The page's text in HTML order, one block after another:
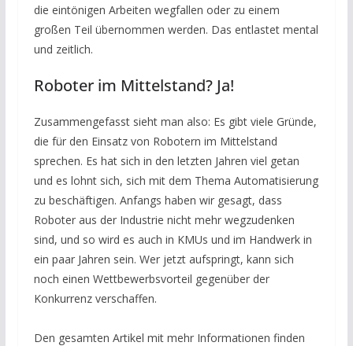
die eintönigen Arbeiten wegfallen oder zu einem
großen Teil übernommen werden. Das entlastet mental
und zeitlich.
Roboter im Mittelstand? Ja!
Zusammengefasst sieht man also: Es gibt viele Gründe,
die für den Einsatz von Robotern im Mittelstand
sprechen. Es hat sich in den letzten Jahren viel getan
und es lohnt sich, sich mit dem Thema Automatisierung
zu beschäftigen. Anfangs haben wir gesagt, dass
Roboter aus der Industrie nicht mehr wegzudenken
sind, und so wird es auch in KMUs und im Handwerk in
ein paar Jahren sein. Wer jetzt aufspringt, kann sich
noch einen Wettbewerbsvorteil gegenüber der
Konkurrenz verschaffen.
Den gesamten Artikel mit mehr Informationen finden